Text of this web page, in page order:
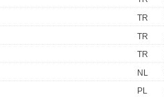
TR
TR
TR
NL
PL